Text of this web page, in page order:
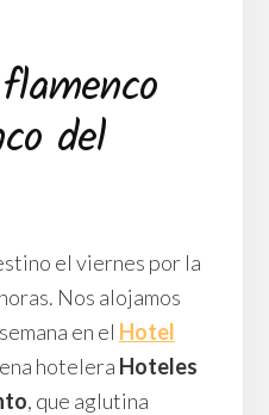
del
el viernes por la
Nos alojamos
en el Hotel
hotelera Hoteles
, que aglutina